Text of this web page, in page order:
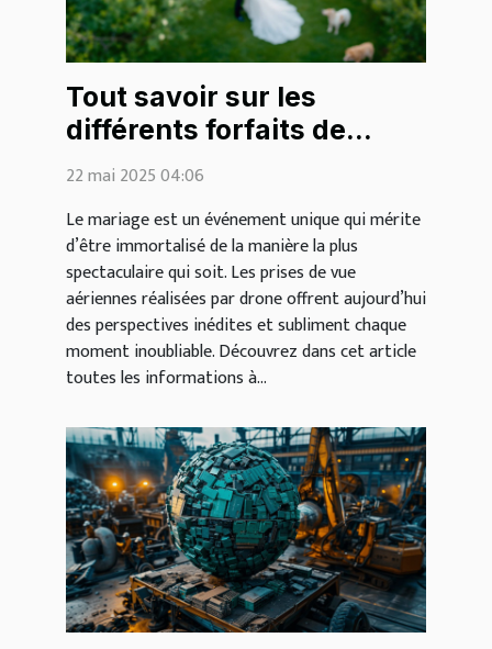
Tout savoir sur les
différents forfaits de
mariage par drone
22 mai 2025 04:06
Le mariage est un événement unique qui mérite
d’être immortalisé de la manière la plus
spectaculaire qui soit. Les prises de vue
aériennes réalisées par drone offrent aujourd’hui
des perspectives inédites et subliment chaque
moment inoubliable. Découvrez dans cet article
toutes les informations à...